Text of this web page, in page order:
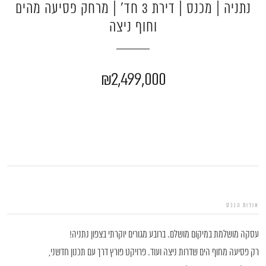
נתניה | מכנס | דירת 3 חד׳ | מרחק פסיעה מהים
וחוף ניצה
₪2,499,000
אודות הנכס
עסקה מושלמת במיקום מושלם. ברובע מגורים יוקרתי בצפון נתניה!
רק פסיעה מחוף הים שדרות ניצה ועוד. פרויקט פורץ דרך עם תכנון חדשני,